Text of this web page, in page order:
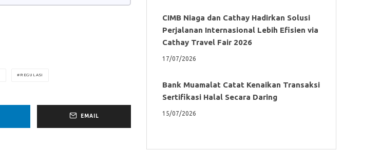
REGULASI
EMAIL
CIMB Niaga dan Cathay Hadirkan Solusi
Perjalanan Internasional Lebih Efisien via
Cathay Travel Fair 2026
17/07/2026
Bank Muamalat Catat Kenaikan Transaksi
Sertifikasi Halal Secara Daring
15/07/2026